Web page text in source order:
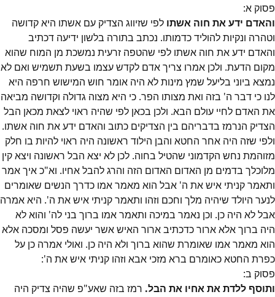
פסוק א:
והאדם ידע את חוה אשתו לפי שזיווג הצדיק עם אשתו היא קדושה
וטהרה ונקיות להוליד כדמותו. נכתב בתורה בלשון ידיעה דכתיב
והאדם ידע את חוה אשתו לפי שהטפה זרעית נמשכת מן המוח שהוא
מקום הדעת. ולכן אמרו צריך אדם לקדש עצמו בשעת תשמיש ואם לא
נמצא ביוני בליעל שמץ מינות לא היה אומר חוש המישוש חרפה היא
לנו כי דבר ה' בזה ואת מצותו הפר. כי היא מצוה גדולה וקדושה מביאה
את האדם לחיי עולם הבא. ולכן בכאן לפי שהיה ראוי לצאת מכאן הבל
הצדיק הנרמז בדבריהם בין הצדיקים כתוב והאדם ידע את חוה אשתו.
ולפי שזה היה אחר החטא והבן הילוד ראשונה היה ראוי להיות בו חלק
מזוהמת נחש הקדמוני שהטיל בחוה. לכן לא יצא הבל ראשונה ויצא קין
מלוכלך בדמים מן האדום האדום הזה והרג להבל אחיו. וא"כ איך אמר
ותאמר קניתי איש את ה' אבל הוא מאמר אמו כדרך הנשים שאומרים
לנער היולד שיהיה מלך וחכם וזהו ותאמר קניתי איש את ה'. היא אמרה
אבל לא היה כן. וכן נאמר במיכה ותאמר אמו ברוך בני לה' והוא לא
היה ברוך אלא ארור כדכתיב ארור האיש אשר יעשה פסל ומסכה אלא
הוא מאמר אמו שאומרת שהוא ברוך ולא היה כן. ואולי אמרה כן על
כפרת החטא כאומרם ברא מזכי אבא וזהו קניתי איש את ה':
פסוק ב:
ותוסף ללדת את אחיו את הבל. רמז בזה שאע"פ שהיה צדיק היה